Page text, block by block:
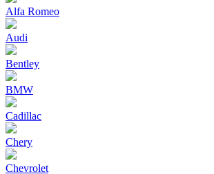
Alfa Romeo
Audi
Bentley
BMW
Cadillac
Chery
Chevrolet